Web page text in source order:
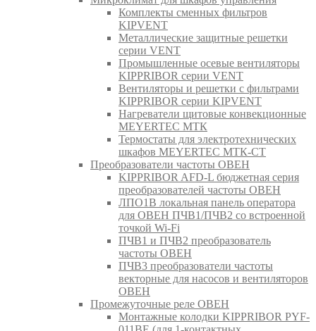
Комплекты сменных фильтров
KIPVENT
Металлические защитные решетки
серии VENT
Промышленные осевые вентиляторы
KIPPRIBOR серии VENT
Вентиляторы и решетки с фильтрами
KIPPRIBOR серии KIPVENT
Нагреватели щитовые конвекционные
MEYERTEC МТК
Термостаты для электротехнических
шкафов MEYERTEC МТК-СТ
Преобразователи частоты ОВЕН
KIPPRIBOR AFD-L бюджетная серия
преобразователей частоты ОВЕН
ЛПО1В локальная панель оператора
для ОВЕН ПЧВ1/ПЧВ2 со встроенной
точкой Wi-Fi
ПЧВ1 и ПЧВ2 преобразователь
частоты ОВЕН
ПЧВ3 преобразователи частоты
векторные для насосов и вентиляторов
ОВЕН
Промежуточные реле ОВЕН
Монтажные колодки KIPPRIBOR PYF-